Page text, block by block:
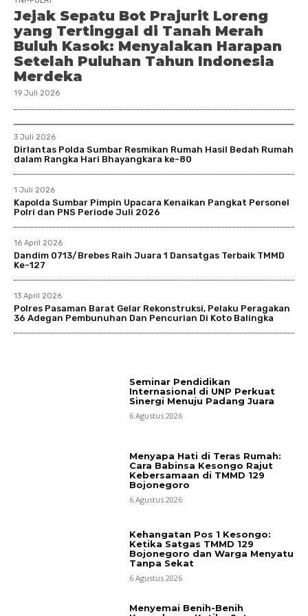
Jejak Sepatu Bot Prajurit Loreng
yang Tertinggal di Tanah Merah
Buluh Kasok: Menyalakan Harapan
Setelah Puluhan Tahun Indonesia
Merdeka
19 Juli 2026
3 Juli 2026
Dirlantas Polda Sumbar Resmikan Rumah Hasil Bedah Rumah
dalam Rangka Hari Bhayangkara ke-80
1 Juli 2026
Kapolda Sumbar Pimpin Upacara Kenaikan Pangkat Personel
Polri dan PNS Periode Juli 2026
16 April 2026
Dandim 0713/Brebes Raih Juara 1 Dansatgas Terbaik TMMD
Ke-127
13 April 2026
Polres Pasaman Barat Gelar Rekonstruksi, Pelaku Peragakan
36 Adegan Pembunuhan Dan Pencurian Di Koto Balingka
Seminar Pendidikan
Internasional di UNP Perkuat
Sinergi Menuju Padang Juara
6 Agustus 2026
Menyapa Hati di Teras Rumah:
Cara Babinsa Kesongo Rajut
Kebersamaan di TMMD 129
Bojonegoro
6 Agustus 2026
Kehangatan Pos 1 Kesongo:
Ketika Satgas TMMD 129
Bojonegoro dan Warga Menyatu
Tanpa Sekat
6 Agustus 2026
Menyemai Benih-Benih